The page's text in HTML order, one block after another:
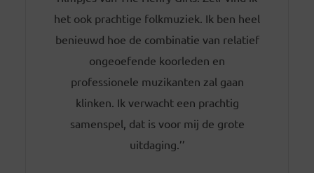
het ook prachtige folkmuziek. Ik ben heel
benieuwd hoe de combinatie van relatief
ongeoefende koorleden en
professionele muzikanten zal gaan
klinken. Ik verwacht een prachtig
samenspel, dat is voor mij de grote
uitdaging.’’